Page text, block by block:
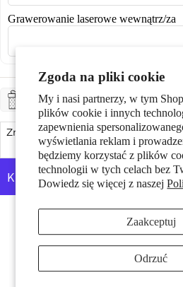
Zgoda na pliki cookie
My i nasi partnerzy, w tym
plików cookie i innych
zapewnienia
wyświetlania reklam i
będziemy korzystać z plików
technologii w tych celach bez
Dowiedz się więcej z naszej
Zaakceptuj
Odrzuć
Grawerowanie laserowe wewnątrz/za
ZAPAKUJ NA PREZENT
Zmniejsz ilość
Zwiększ ilość
Więcej opcji płatności
Srebro próby 925 z próbą 925
Możliwość indywidualnego
Średnica wewnętrzna oczka